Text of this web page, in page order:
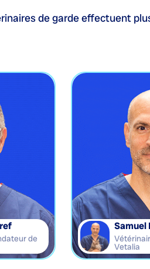
de garde effectuent
de
Samuel
Vetalia